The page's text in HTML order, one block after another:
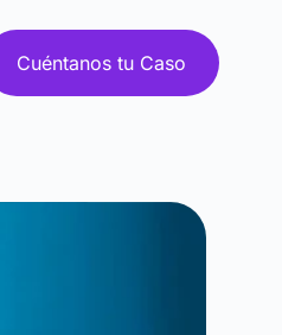
Cuéntanos tu Caso